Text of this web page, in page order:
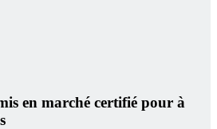
en marché certifié pour à